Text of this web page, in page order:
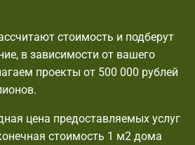
стоимость и подберут
в зависимости от вашего
проекты от 500 000 рублей
цена предоставляемых услуг
стоимость 1 м2 дома